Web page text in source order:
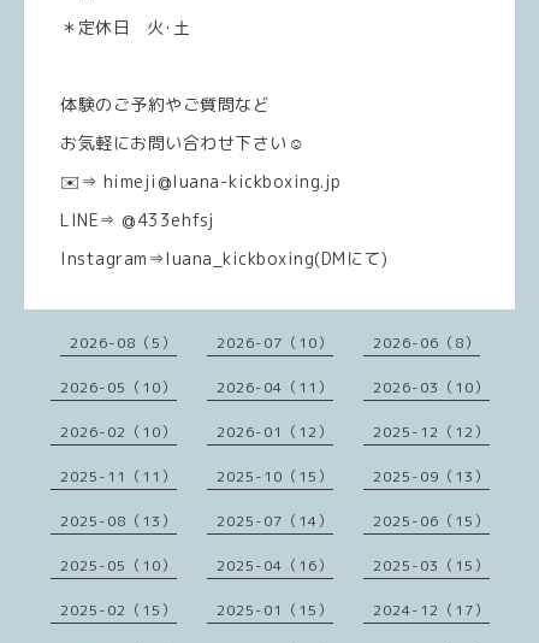
＊定休日 火･土
体験のご予約やご質問など
お気軽にお問い合わせ下さい☺️
✉️⇒ himeji@luana-kickboxing.jp
LINE⇒ @433ehfsj
Instagram⇒luana_kickboxing(DMにて)
2026-08（5） 2026-07（10） 2026-06（8）
2026-05（10） 2026-04（11） 2026-03（10）
2026-02（10） 2026-01（12） 2025-12（12）
2025-11（11） 2025-10（15） 2025-09（13）
2025-08（13） 2025-07（14） 2025-06（15）
2025-05（10） 2025-04（16） 2025-03（15）
2025-02（15） 2025-01（15） 2024-12（17）